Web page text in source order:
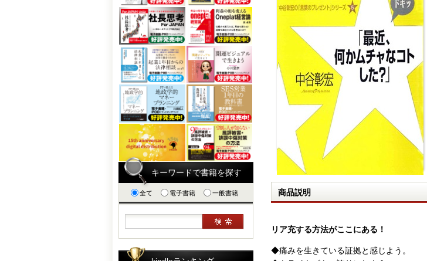
商品説明
リア充する方法がここにある！
◆痛みを生きている証拠と感じよう。
キーワードで書籍を探す
全て 電子書籍 一般書籍